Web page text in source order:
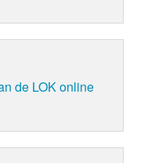
de LOK online